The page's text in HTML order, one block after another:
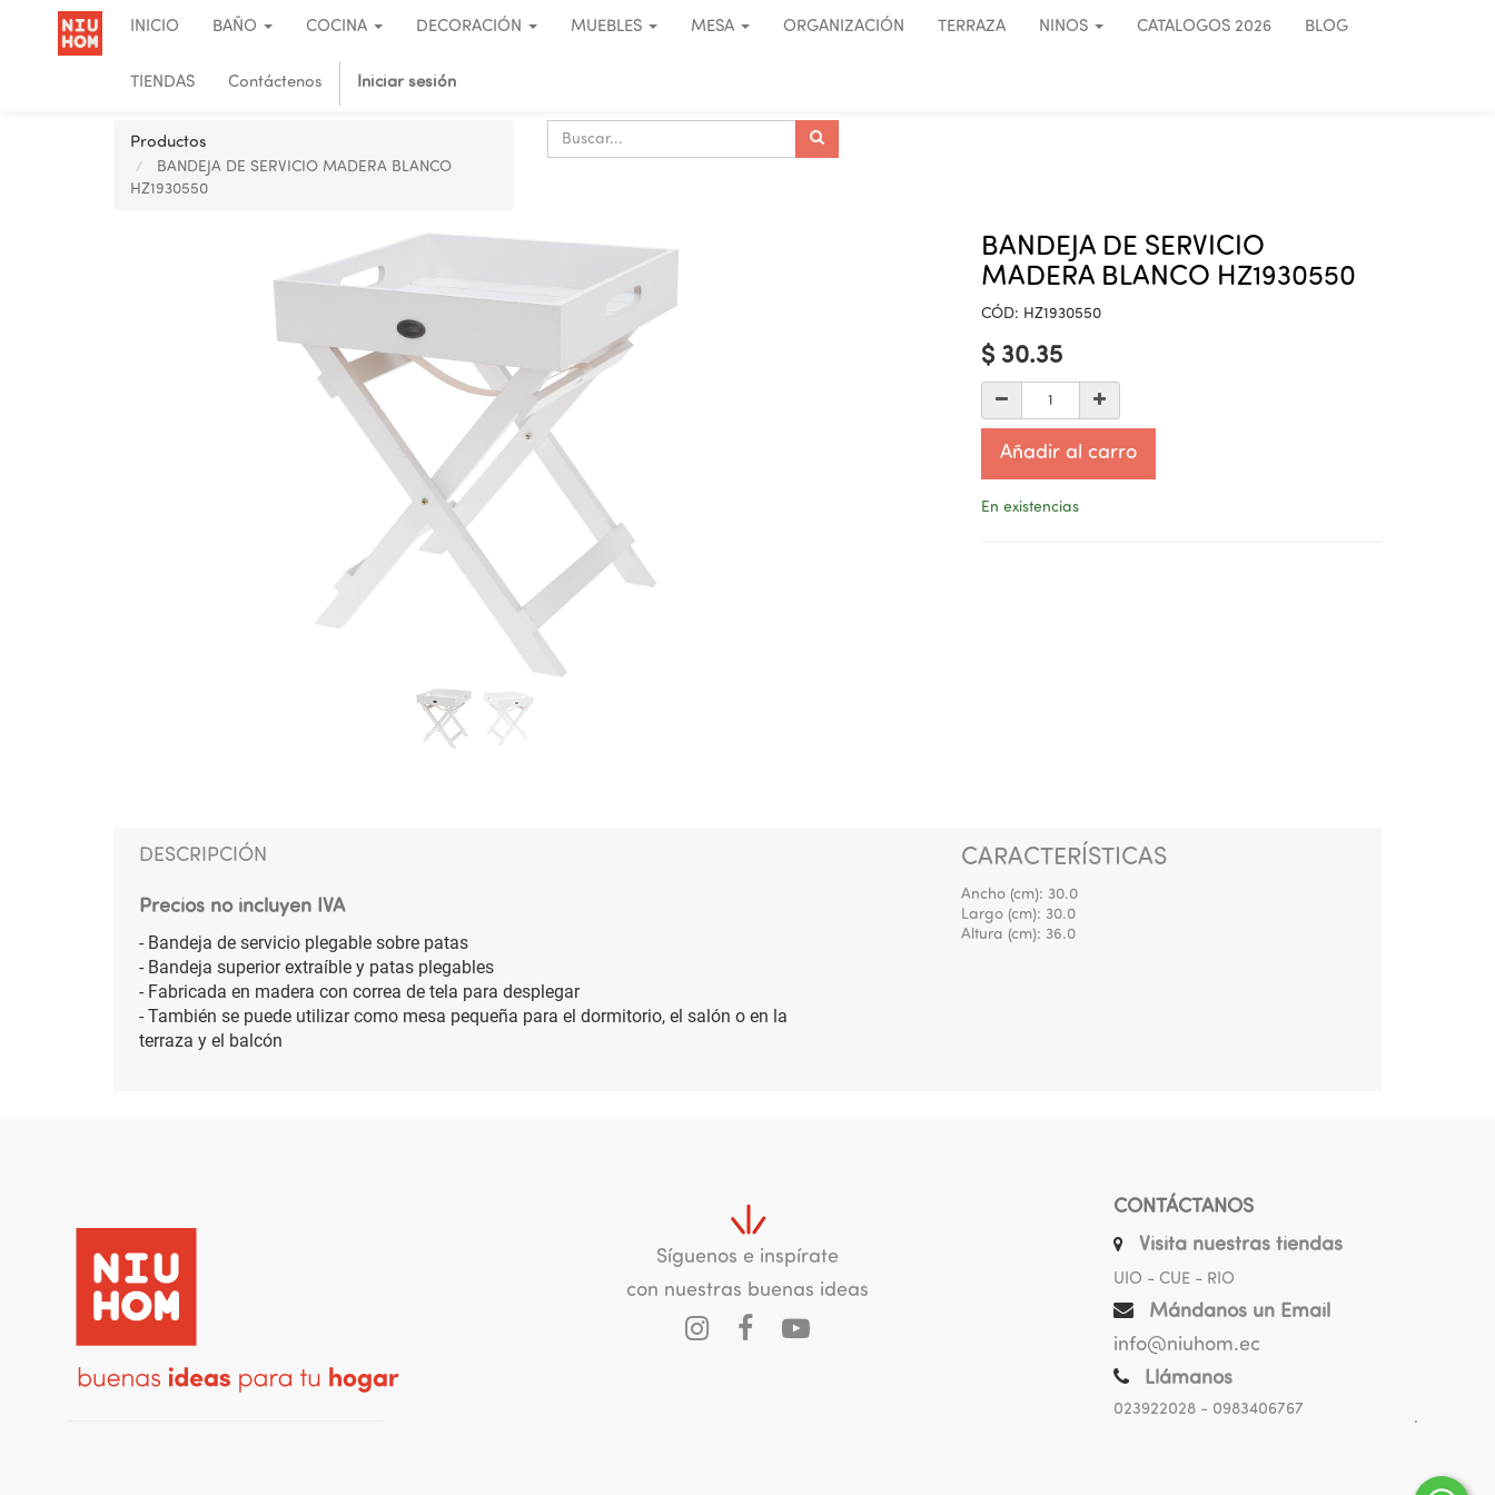
INICIO BAÑO COCINA DECORACIÓN MUEBLES MESA ORGANIZACIÓN TERRAZA NINOS CATALOGOS 2026 BLOG
TIENDAS Contáctenos Iniciar sesión
Productos
BANDEJA DE SERVICIO MADERA BLANCO
HZ1930550
BANDEJA DE SERVICIO
MADERA BLANCO HZ1930550
CÓD: HZ1930550
$ 30.35
Añadir al carro
En existencias
DESCRIPCIÓN
Precios no incluyen IVA
- Bandeja de servicio plegable sobre patas
- Bandeja superior extraíble y patas plegables
- Fabricada en madera con correa de tela para desplegar
- También se puede utilizar como mesa pequeña para el dormitorio, el salón o en la
terraza y el balcón
CARACTERÍSTICAS
Ancho (cm): 30.0
Largo (cm): 30.0
Altura (cm): 36.0
Síguenos e inspírate
con nuestras buenas ideas
CONTÁCTANOS
Visita nuestras tiendas
UIO - CUE - RIO
Mándanos un Email
info@niuhom.ec
Llámanos
023922028- 0983406767
.